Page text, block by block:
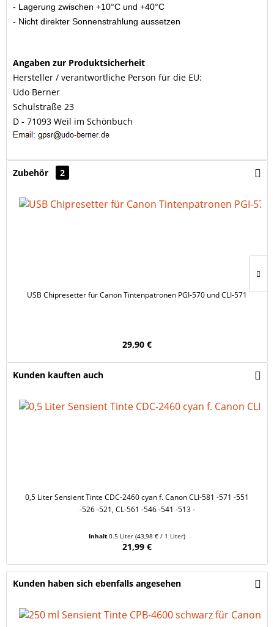
- Lagerung zwischen +10°C und +40°C
- Nicht direkter Sonnenstrahlung aussetzen
Angaben zur Produktsicherheit
Hersteller / verantwortliche Person für die EU:
Udo Berner
Schulstraße 23
D - 71093 Weil im Schönbuch
Zubehör 2
USB Chipresetter für Canon Tintenpatronen PGI-570 und CLI-571
29,90 €
Kunden kauften auch
0,5 Liter Sensient Tinte CDC-2460 cyan f. Canon CLI-581 -571 -551
-526 -521, CL-561 -546 -541 -513 -
Inhalt 0.5 Liter (43,98 € / 1 Liter)
21,99 €
Kunden haben sich ebenfalls angesehen